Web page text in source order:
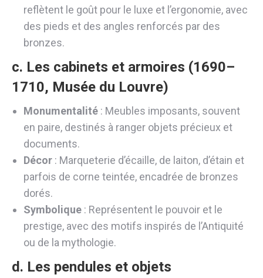
reflètent le goût pour le luxe et l’ergonomie, avec
des pieds et des angles renforcés par des
bronzes.
c. Les cabinets et armoires (1690–
1710, Musée du Louvre)
Monumentalité : Meubles imposants, souvent
en paire, destinés à ranger objets précieux et
documents.
Décor : Marqueterie d’écaille, de laiton, d’étain et
parfois de corne teintée, encadrée de bronzes
dorés.
Symbolique : Représentent le pouvoir et le
prestige, avec des motifs inspirés de l’Antiquité
ou de la mythologie.
d. Les pendules et objets